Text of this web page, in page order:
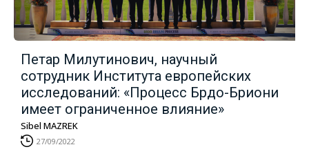
Петар Милутинович, научный
сотрудник Института европейских
исследований: «Процесс Брдо-Бриони
имеет ограниченное влияние»
Sibel MAZREK
27/09/2022